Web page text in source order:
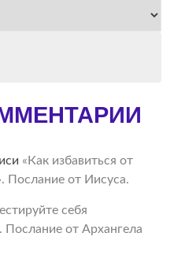
«Как избавиться от
Послание от Иисуса.
себя
от Архангела